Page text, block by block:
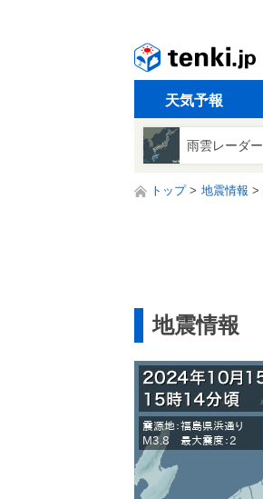
天気予報
雨雲レーダー
トップ 地震情報
地震情報